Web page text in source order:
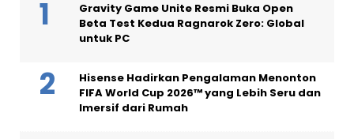
Gravity Game Unite Resmi Buka Open
Beta Test Kedua Ragnarok Zero: Global
untuk PC
Hisense Hadirkan Pengalaman Menonton
FIFA World Cup 2026™ yang Lebih Seru dan
Imersif dari Rumah